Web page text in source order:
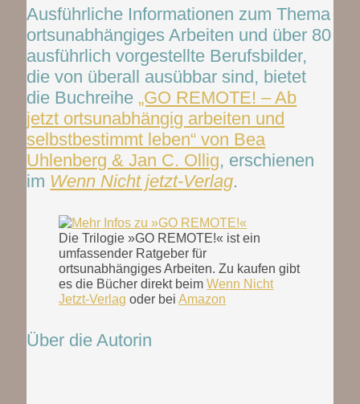
Ausführliche Informationen zum Thema
ortsunabhängiges Arbeiten und über 80
ausführlich vorgestellte Berufsbilder,
die von überall ausübbar sind, bietet
die Buchreihe „GO REMOTE! – Ab
jetzt ortsunabhängig arbeiten und
selbstbestimmt leben“ von Bea
Uhlenberg & Jan C. Ollig, erschienen
im Wenn Nicht jetzt-Verlag.
Die Trilogie »GO REMOTE!« ist ein
umfassender Ratgeber für
ortsunabhängiges Arbeiten. Zu kaufen gibt
es die Bücher direkt beimWenn Nicht
Jetzt-Verlag oder beiAmazon
Über die Autorin